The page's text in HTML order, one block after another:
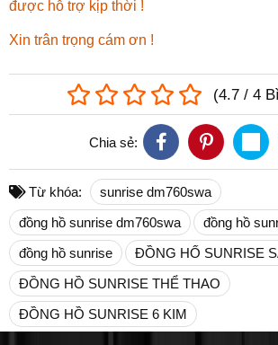
được hỗ trợ kịp thời !
Xin trân trọng cám ơn !
(4.7 / 4
Chia sẻ:
Từ khóa:
sunrise dm760swa
đồng hồ sunrise dm760swa
đồng hồ
đồng hồ sunrise
ĐỒNG HỐ SUNRISE
ĐỒNG HỒ SUNRISE THỂ THAO
ĐỒNG HỒ SUNRISE 6 KIM